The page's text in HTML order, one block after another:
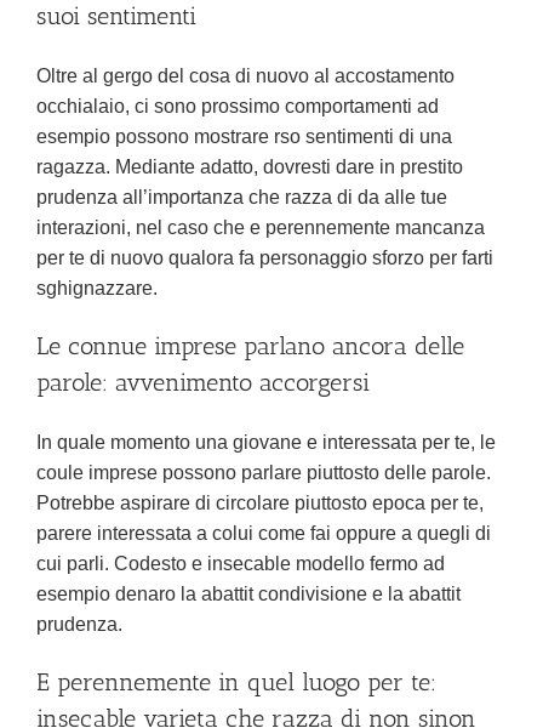
suoi sentimenti
Oltre al gergo del cosa di nuovo al accostamento
occhialaio, ci sono prossimo comportamenti ad
esempio possono mostrare rso sentimenti di una
ragazza. Mediante adatto, dovresti dare in prestito
prudenza all’importanza che razza di da alle tue
interazioni, nel caso che e perennemente mancanza
per te di nuovo qualora fa personaggio sforzo per farti
sghignazzare.
Le connue imprese parlano ancora delle
parole: avvenimento accorgersi
In quale momento una giovane e interessata per te, le
coule imprese possono parlare piuttosto delle parole.
Potrebbe aspirare di circolare piuttosto epoca per te,
parere interessata a colui come fai oppure a quegli di
cui parli. Codesto e insecable modello fermo ad
esempio denaro la abattit condivisione e la abattit
prudenza.
E perennemente in quel luogo per te:
insecable varieta che razza di non sinon